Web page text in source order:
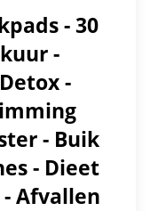
- 30
-
-
- Buik
- Dieet
Afvallen